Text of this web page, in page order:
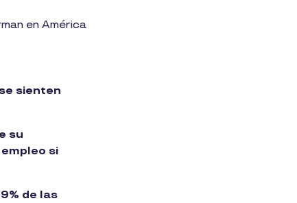
en América
sienten
su
si
de las